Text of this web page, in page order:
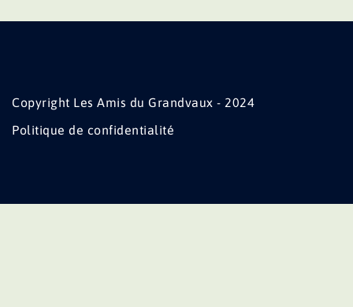
Copyright Les Amis du Grandvaux - 2024
Politique de confidentialité